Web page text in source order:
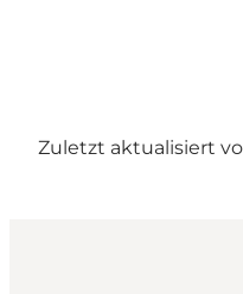
Zuletzt aktualisiert